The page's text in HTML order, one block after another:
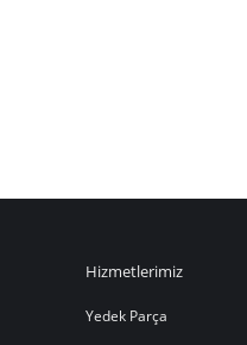
Hizmetlerimiz
Yedek Parça